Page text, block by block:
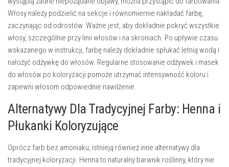
Włosy należy podzielić na sekcje i równomiernie nakładać farbę,
zaczynając od odrostów. Ważne jest, aby dokładnie pokryć wszystkie
włosy, szczególnie przy linii włosów i na skroniach. Po upływie czasu
wskazanego w instrukcji, farbę należy dokładnie spłukać letnią wodą i
nałożyć odżywkę do włosów. Regularne stosowanie odżywek i masek
do włosów po koloryzacji pomoże utrzymać intensywność koloru i
zapewni włosom odpowiednie nawilżenie.
Alternatywy Dla Tradycyjnej Farby: Henna i
Płukanki Koloryzujące
Oprócz farb bez amoniaku, istnieją również inne alternatywy dla
tradycyjnej koloryzacji. Henna to naturalny barwnik roślinny, który nie